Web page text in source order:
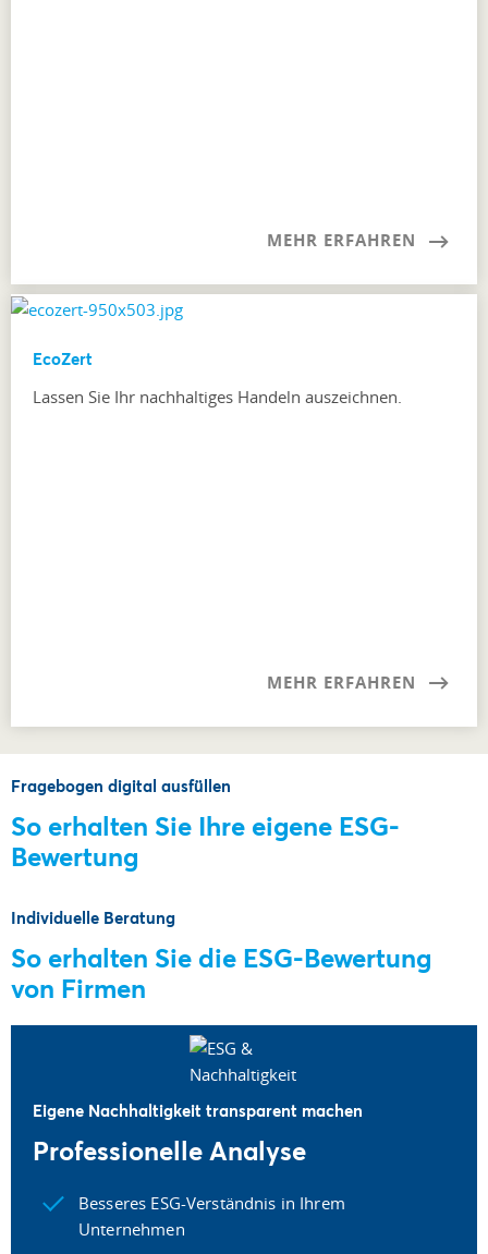
MEHR ERFAHREN
EcoZert
Lassen Sie Ihr nachhaltiges Handeln auszeichnen.
MEHR ERFAHREN
Fragebogen digital ausfüllen
So erhalten Sie Ihre eigene ESG-
Bewertung
Individuelle Beratung
So erhalten Sie die ESG-Bewertung
von Firmen
Eigene Nachhaltigkeit transparent machen
Professionelle Analyse
Besseres ESG-Verständnis in Ihrem
Unternehmen